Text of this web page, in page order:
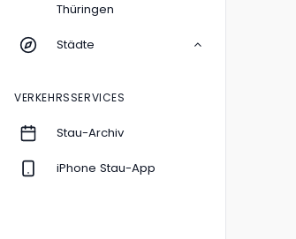
Thüringen
Städte
VERKEHRSSERVICES
Stau-Archiv
iPhone Stau-App